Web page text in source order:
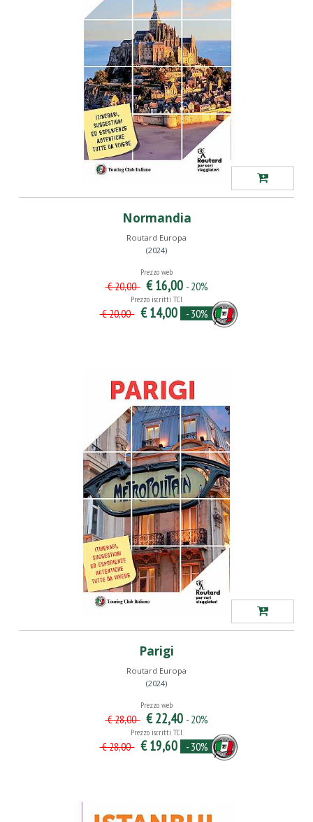
Normandia
Routard Europa
(2024)
Prezzo web
€ 20,00 € 16,00 - 20%
Prezzo iscritti TCI
€ 20,00 € 14,00 - 30%
Parigi
Routard Europa
(2024)
Prezzo web
€ 28,00 € 22,40 - 20%
Prezzo iscritti TCI
€ 28,00 € 19,60 - 30%